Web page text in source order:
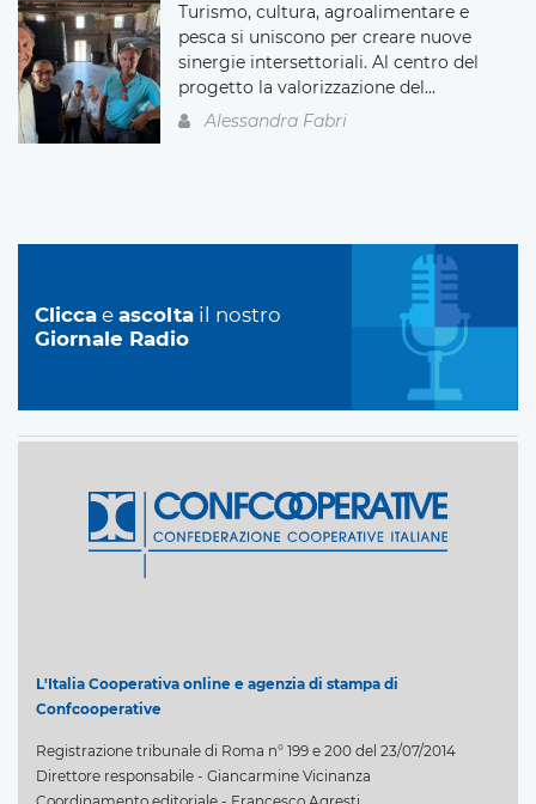
Turismo, cultura, agroalimentare e
pesca si uniscono per creare nuove
sinergie intersettoriali. Al centro del
progetto la valorizzazione del...
Alessandra Fabri
Clicca e ascolta il nostro
Giornale Radio
L'Italia Cooperativa online e agenzia di stampa di
Confcooperative
Registrazione tribunale di Roma n° 199 e 200 del 23/07/2014
Direttore responsabile - Giancarmine Vicinanza